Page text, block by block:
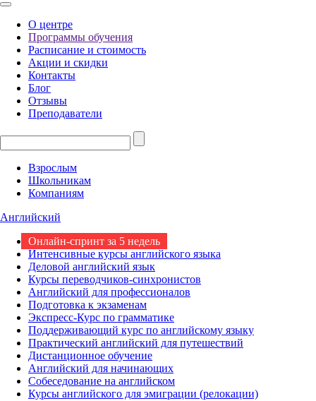
О центре
Программы обучения
Расписание и стоимость
Акции и скидки
Контакты
Блог
Отзывы
Преподаватели
Взрослым
Школьникам
Компаниям
Английский
Онлайн-спринт за 5 недель
Интенсивные курсы английского языка
Деловой английский язык
Курсы переводчиков-синхронистов
Английский для профессионалов
Подготовка к экзаменам
Экспресс-Курс по грамматике
Поддерживающий курс по английскому языку
Практический английский для путешествий
Дистанционное обучение
Английский для начинающих
Собеседование на английском
Курсы английского для эмиграции (релокации)